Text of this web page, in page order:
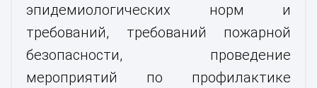
эпидемиологических норм и
требований, требований пожарной
безопасности, проведение
мероприятий по профилактике